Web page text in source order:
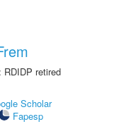
RDIDP retired
Scholar
Fapesp